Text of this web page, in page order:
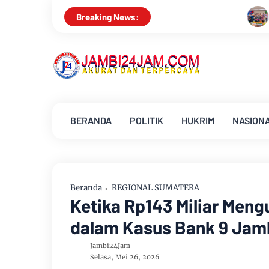
Breaking News:Menapaki Usia 59 Tahun,
BERANDA POLITIK HUKRIM
Beranda REGIONAL SUMATERA
Ketika Rp143 Miliar
dalam Kasus Bank 9
Jambi24Jam
Selasa, Mei 26, 2026